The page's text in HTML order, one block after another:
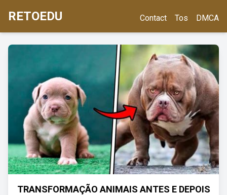
RETOEDU Contact Tos DMCA
TRANSFORMAÇÃO ANIMAIS ANTES E DEPOIS